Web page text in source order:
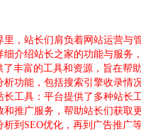
，站长们肩负着网站运营与
介绍站长之家的功能与服
丰富的工具和资源，旨在
功能，包括搜索引擎收录
工具：平台提供了多种站长
推广服务，帮助站长们获
到SEO优化，再到广告推